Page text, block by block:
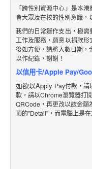
「跨性別資源中心」是本
會大眾及在校的性別意識，
我們的日常運作支出，極
工作及服務，願意以捐款
後如方便，請將入數日期
以作紀錄，謝謝！
以信用卡/Apple Pay/
如欲以Apply Pay付款，
款，請以Chrome瀏覽器打
QRCode，再更改以該金額
頂的"Detail"，而電腦上是在